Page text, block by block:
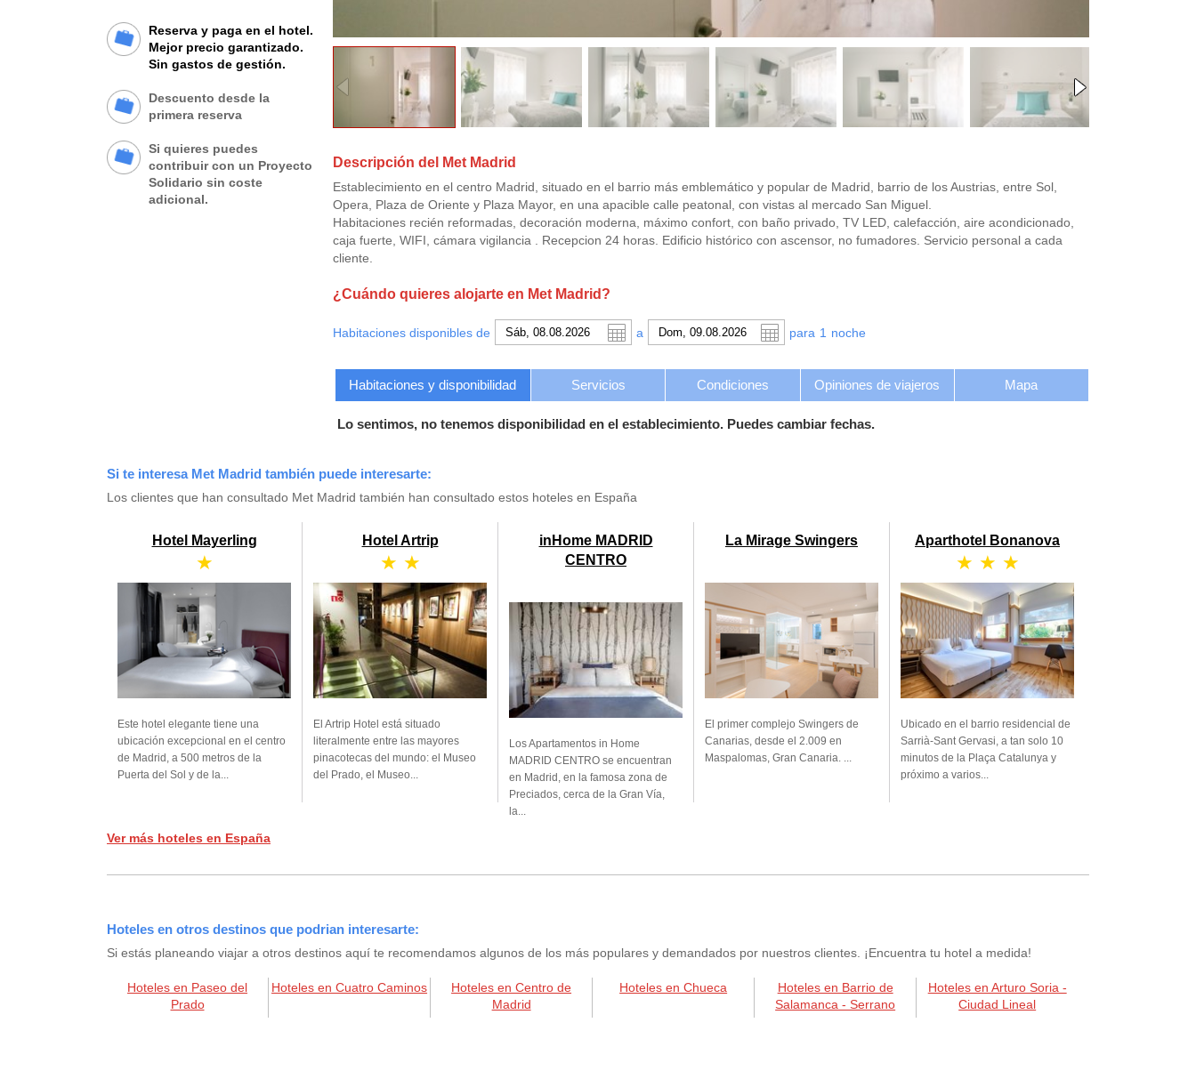
Reserva y paga en el hotel.
Mejor precio garantizado.
Sin gastos de gestión.
Descuento desde la
primera reserva
Si quieres puedes
contribuir con un Proyecto
Solidario sin coste
adicional.
Descripción del Met Madrid
Establecimiento en el centro Madrid, situado en el barrio más emblemático y popular de Madrid, barrio de los Austrias, entre Sol,
Opera, Plaza de Oriente y Plaza Mayor, en una apacible calle peatonal, con vistas al mercado San Miguel.
Habitaciones recién reformadas, decoración moderna, máximo confort, con baño privado, TV LED, calefacción, aire acondicionado,
caja fuerte, WIFI, cámara vigilancia . Recepcion 24 horas. Edificio histórico con ascensor, no fumadores. Servicio personal a cada
cliente.
¿Cuándo quieres alojarte en Met Madrid?
Habitaciones disponibles de a para 1 noche
Habitaciones y disponibilidad Servicios Condiciones Opiniones de viajeros Mapa
Lo sentimos, no tenemos disponibilidad en el establecimiento. Puedes cambiar fechas.
Si te interesa Met Madrid también puede interesarte:
Los clientes que han consultado Met Madrid también han consultado estos hoteles en España
Hotel Mayerling
★
Este hotel elegante tiene una
ubicación excepcional en el centro
de Madrid, a 500 metros de la
Puerta del Sol y de la...
Hotel Artrip
★ ★
El Artrip Hotel está situado
literalmente entre las mayores
pinacotecas del mundo: el Museo
del Prado, el Museo...
inHome MADRID
CENTRO
Los Apartamentos in Home
MADRID CENTRO se encuentran
en Madrid, en la famosa zona de
Preciados, cerca de la Gran Vía,
la...
La Mirage Swingers
El primer complejo Swingers de
Canarias, desde el 2.009 en
Maspalomas, Gran Canaria. ...
Aparthotel Bonanova
★ ★ ★
Ubicado en el barrio residencial de
Sarrià-Sant Gervasi, a tan solo 10
minutos de la Plaça Catalunya y
próximo a varios...
Ver más hoteles en España
Hoteles en otros destinos que podrian interesarte:
Si estás planeando viajar a otros destinos aquí te recomendamos algunos de los más populares y demandados por nuestros clientes. ¡Encuentra tu hotel a medida!
Hoteles en Paseo del
Prado
Hoteles en Cuatro Caminos
Hoteles en Centro de
Madrid
Hoteles en Chueca
Hoteles en Barrio de
Salamanca - Serrano
Hoteles en Arturo Soria -
Ciudad Lineal